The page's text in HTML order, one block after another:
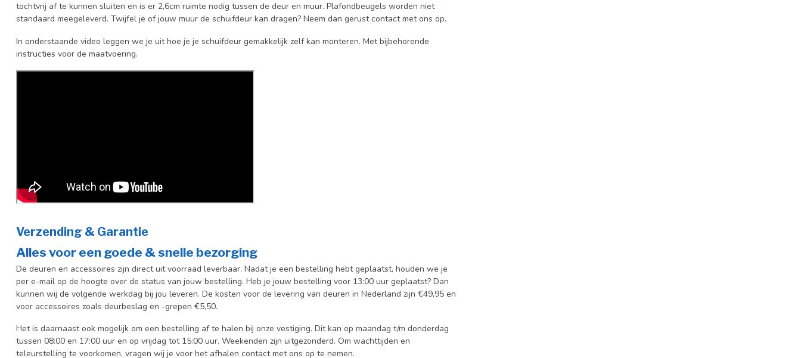
tochtvrij af te kunnen sluiten en is er 2,6cm ruimte nodig tussen de deur en muur. Plafondbeugels worden niet
standaard meegeleverd. Twijfel je of jouw muur de schuifdeur kan dragen? Neem dan gerust contact met ons op.
In onderstaande video leggen we je uit hoe je je schuifdeur gemakkelijk zelf kan monteren. Met bijbehorende
instructies voor de maatvoering.
Verzending & Garantie
Alles voor een goede & snelle bezorging
De deuren en accessoires zijn direct uit voorraad leverbaar. Nadat je een bestelling hebt geplaatst, houden we je
per e-mail op de hoogte over de status van jouw bestelling. Heb je jouw bestelling voor 13:00 uur geplaatst? Dan
kunnen wij de volgende werkdag bij jou leveren. De kosten voor de levering van deuren in Nederland zijn €49,95 en
voor accessoires zoals deurbeslag en -grepen €5,50.
Het is daarnaast ook mogelijk om een bestelling af te halen bij onze vestiging. Dit kan op maandag t/m donderdag
tussen 08:00 en 17:00 uur en op vrijdag tot 15:00 uur. Weekenden zijn uitgezonderd. Om wachttijden en
teleurstelling te voorkomen, vragen wij je voor het afhalen contact met ons op te nemen.